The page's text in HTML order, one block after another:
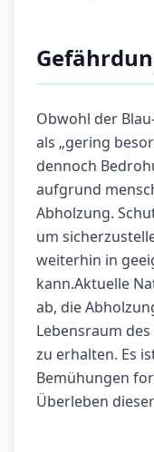
Obwohl der
als „gering
dennoch
aufgrund
Abholzung.
um
weiterhin in
kann.Aktuelle
ab, die
Lebensraum
zu erhalten. Es
Bemühungen
Überleben